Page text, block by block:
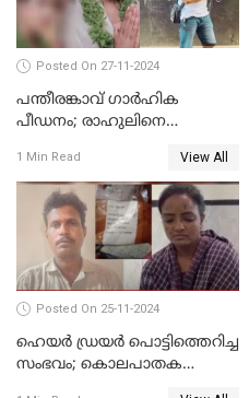
Posted On 27-11-2024
പന്തീരങ്കാവ് ഗാർഹിക
പീഡനം; രാഹുലിനെ
പൊലീസ് കോടതിയിൽ
അപേക്ഷ നൽകും
1 Min Read View All
Posted On 25-11-2024
ഹെയര്‍ ഡ്രയര്‍ പൊട്ടിത്തെറിച്ച
സംഭവം; കൊലപാതക